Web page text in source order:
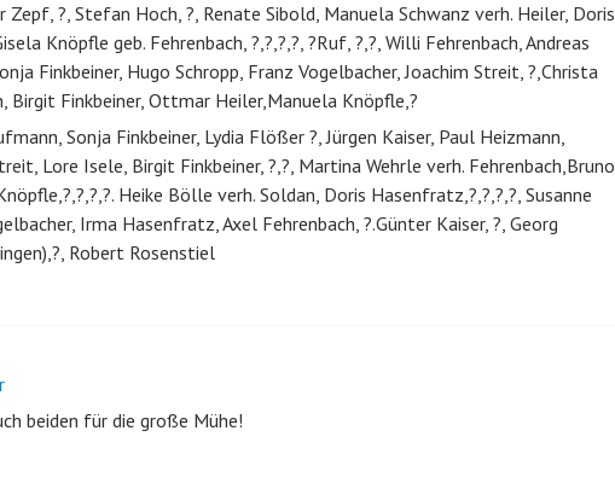
Zepf, ?, Stefan Hoch, ?, Renate Sibold, Manuela Schwanz verh. Heiler, Doris
Knöpfle geb. Fehrenbach, ?,?,?,?, ?Ruf, ?,?, Willi Fehrenbach, Andreas
Finkbeiner, Hugo Schropp, Franz Vogelbacher, Joachim Streit, ?,Christa
Birgit Finkbeiner, Ottmar Heiler,Manuela Knöpfle,?
Sonja Finkbeiner, Lydia Flößer ?, Jürgen Kaiser, Paul Heizmann,
Lore Isele, Birgit Finkbeiner, ?,?, Martina Wehrle verh. Fehrenbach,Bruno
Heike Bölle verh. Soldan, Doris Hasenfratz,?,?,?,?, Susanne
Irma Hasenfratz, Axel Fehrenbach, ?.Günter Kaiser, ?, Georg
Robert Rosenstiel
beiden für die große Mühe!